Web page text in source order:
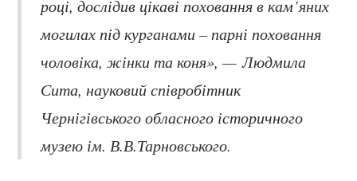
році, дослідив цікаві поховання в кам’яних
могилах під курганами – парні поховання
чоловіка, жінки та коня», — Людмила
Сита, науковий співробітник
Чернігівського обласного історичного
музею ім. В.В.Тарновського.